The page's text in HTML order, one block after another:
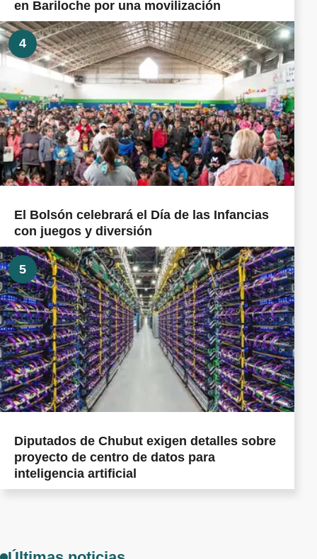
en Bariloche por una movilización
4
El Bolsón celebrará el Día de las Infancias
con juegos y diversión
5
Diputados de Chubut exigen detalles sobre
proyecto de centro de datos para
inteligencia artificial